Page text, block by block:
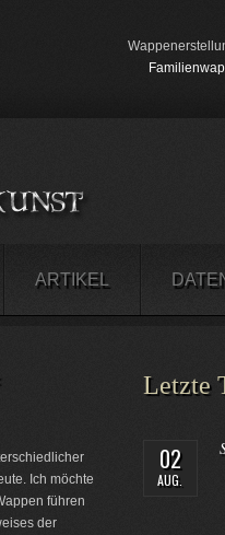
ARTIKEL
Ich möchte
führen
der
Letzte
02
AUG.